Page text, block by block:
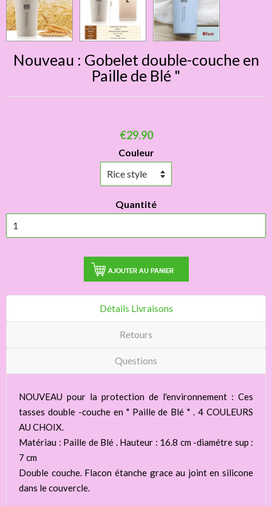
Nouveau : Gobelet double-couche en
Paille de Blé "
€29.90
Couleur
Quantité
AJOUTER AU PANIER
Détails Livraisons
Retours
Questions
NOUVEAU pour la protection de l'environnement : Ces
tasses double -couche en " Paille de Blé " . 4 COULEURS
AU CHOIX.
Matériau : Paille de Blé . Hauteur : 16.8 cm -diamétre sup :
7 cm
Double couche. Flacon étanche grace au joint en silicone
dans le couvercle.